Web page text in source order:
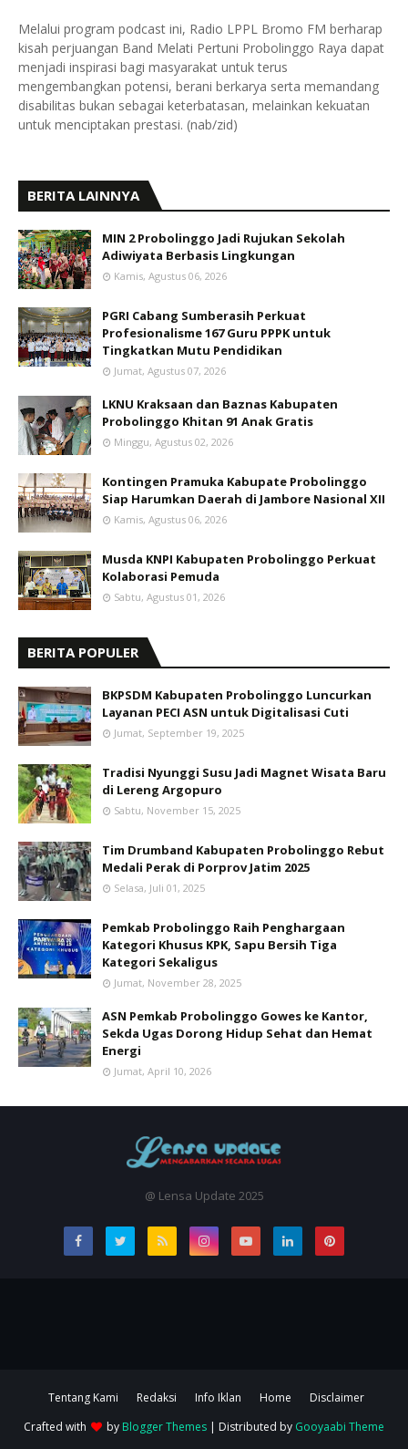
Melalui program podcast ini, Radio LPPL Bromo FM berharap
kisah perjuangan Band Melati Pertuni Probolinggo Raya dapat
menjadi inspirasi bagi masyarakat untuk terus
mengembangkan potensi, berani berkarya serta memandang
disabilitas bukan sebagai keterbatasan, melainkan kekuatan
untuk menciptakan prestasi. (nab/zid)
BERITA LAINNYA
MIN 2 Probolinggo Jadi Rujukan Sekolah
Adiwiyata Berbasis Lingkungan
Kamis, Agustus 06, 2026
PGRI Cabang Sumberasih Perkuat
Profesionalisme 167 Guru PPPK untuk
Tingkatkan Mutu Pendidikan
Jumat, Agustus 07, 2026
LKNU Kraksaan dan Baznas Kabupaten
Probolinggo Khitan 91 Anak Gratis
Minggu, Agustus 02, 2026
Kontingen Pramuka Kabupate Probolinggo
Siap Harumkan Daerah di Jambore Nasional XII
Kamis, Agustus 06, 2026
Musda KNPI Kabupaten Probolinggo Perkuat
Kolaborasi Pemuda
Sabtu, Agustus 01, 2026
BERITA POPULER
BKPSDM Kabupaten Probolinggo Luncurkan
Layanan PECI ASN untuk Digitalisasi Cuti
Jumat, September 19, 2025
Tradisi Nyunggi Susu Jadi Magnet Wisata Baru
di Lereng Argopuro
Sabtu, November 15, 2025
Tim Drumband Kabupaten Probolinggo Rebut
Medali Perak di Porprov Jatim 2025
Selasa, Juli 01, 2025
Pemkab Probolinggo Raih Penghargaan
Kategori Khusus KPK, Sapu Bersih Tiga
Kategori Sekaligus
Jumat, November 28, 2025
ASN Pemkab Probolinggo Gowes ke Kantor,
Sekda Ugas Dorong Hidup Sehat dan Hemat
Energi
Jumat, April 10, 2026
@ Lensa Update 2025
Tentang Kami Redaksi Info Iklan Home
Disclaimer
Crafted with
by Blogger Themes | Distributed by Gooyaabi Theme